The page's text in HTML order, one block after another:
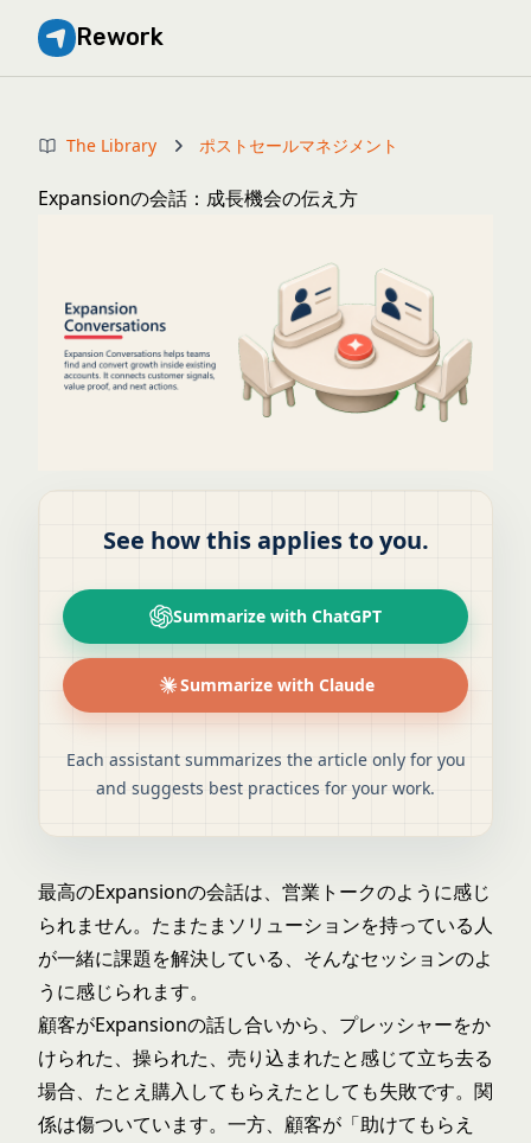
Rework
The Library ポストセールマネジメント
Expansionの会話：成長機会の伝え方
See how this applies to you.
Summarize with ChatGPT
Summarize with Claude
Each assistant summarizes the article only for you
and suggests best practices for your work.
最高のExpansionの会話は、営業トークのように感じ
られません。たまたまソリューションを持っている人
が一緒に課題を解決している、そんなセッションのよ
うに感じられます。
顧客がExpansionの話し合いから、プレッシャーをか
けられた、操られた、売り込まれたと感じて立ち去る
場合、たとえ購入してもらえたとしても失敗です。関
係は傷ついています。一方、顧客が「助けてもらえ